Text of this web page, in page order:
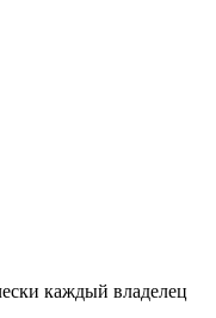
каждый владелец